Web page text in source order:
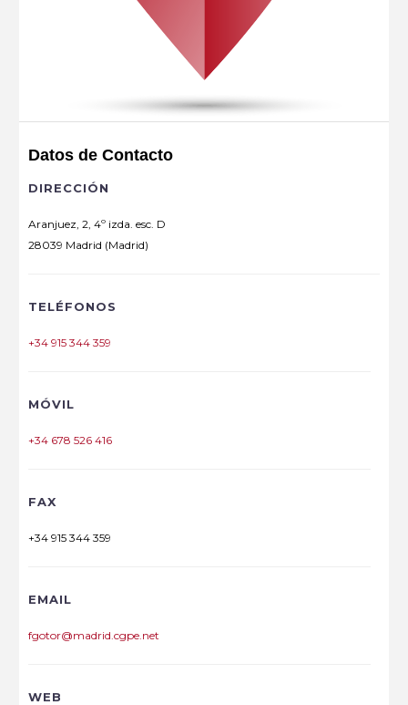
Datos de Contacto
DIRECCIÓN
Aranjuez, 2, 4º izda. esc. D
28039 Madrid (Madrid)
TELÉFONOS
+34 915 344 359
MÓVIL
+34 678 526 416
FAX
+34 915 344 359
EMAIL
fgotor@madrid.cgpe.net
WEB